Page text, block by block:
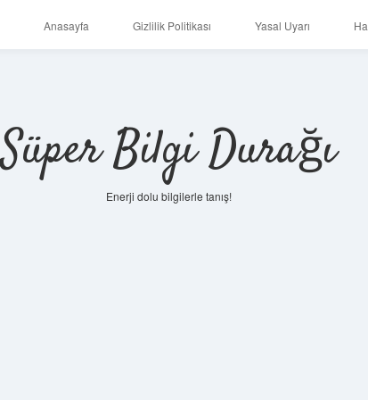
Anasayfa Gizlilik Politikası Yasal Uyarı
Süper Bilgi Durağı
Enerji dolu bilgilerle tanış!